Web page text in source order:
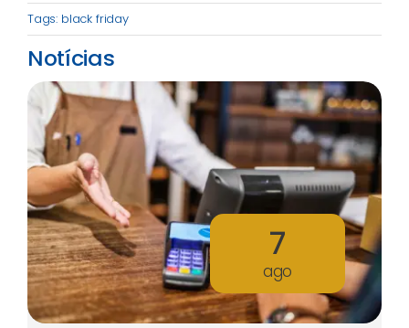
Tags: black friday
Notícias
7
ago